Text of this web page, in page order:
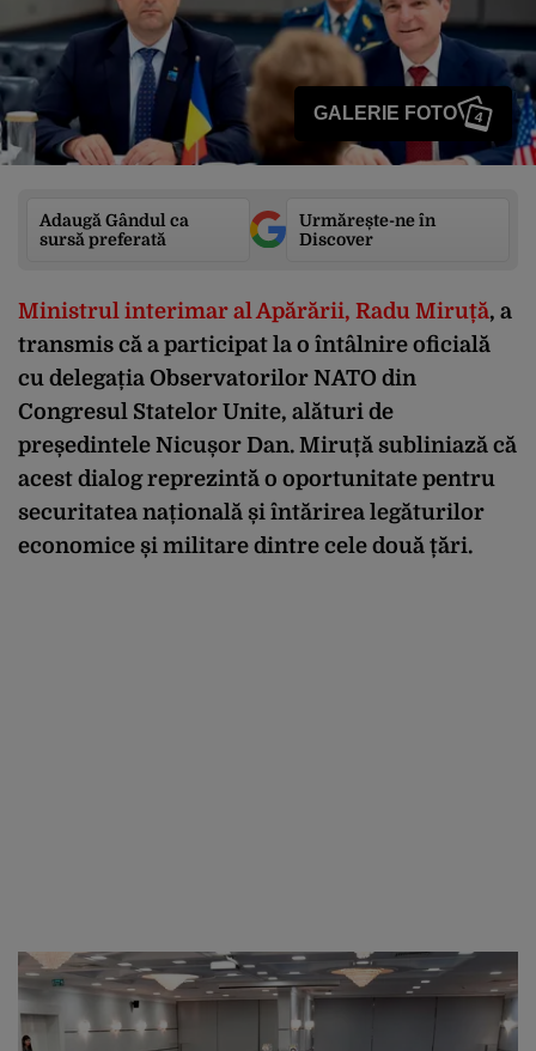
GALERIE FOTO 4
Adaugă Gândul ca
sursă preferată
Urmărește-ne în
Discover
Ministrul interimar al Apărării, Radu Miruță, a
transmis că a participat la o întâlnire oficială
cu delegația Observatorilor NATO din
Congresul Statelor Unite, alături de
președintele Nicușor Dan. Miruță subliniază că
acest dialog reprezintă o oportunitate pentru
securitatea națională și întărirea legăturilor
economice și militare dintre cele două țări.